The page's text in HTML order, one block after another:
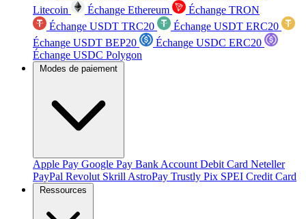
Litecoin
Échange Ethereum
Échange TRON
Échange USDT TRC20
Échange USDT ERC20
Échange USDT BEP20
Échange USDC ERC20
Échange USDC Polygon
Modes de paiement
Apple Pay Google Pay Bank Account Debit Card Neteller
PayPal Revolut Skrill AstroPay Trustly Pix SPEI Credit Card
Ressources